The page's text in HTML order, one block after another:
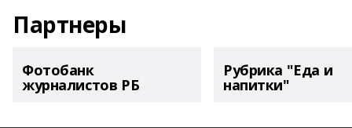
Партнеры
Фотобанк
журналистов РБ
Рубрика "Еда и
напитки"